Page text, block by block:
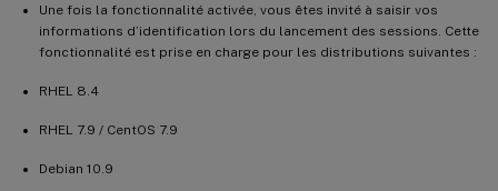
Une fois la fonctionnalité activée, vous êtes invité à saisir vos
informations d’identification lors du lancement des sessions. Cette
fonctionnalité est prise en charge pour les distributions suivantes :
RHEL 8.4
RHEL 7.9 / CentOS 7.9
Debian 10.9